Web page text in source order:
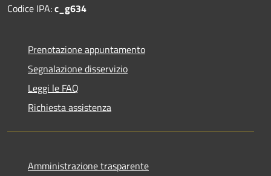
Codice IPA:c_g634
Prenotazione appuntamento
Segnalazione disservizio
Leggi le FAQ
Richiesta assistenza
Amministrazione trasparente